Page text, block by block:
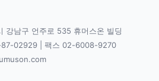
강남구 언주로 535 휴머스온 빌딩
87-02929 | 팩스 02-6008-9270